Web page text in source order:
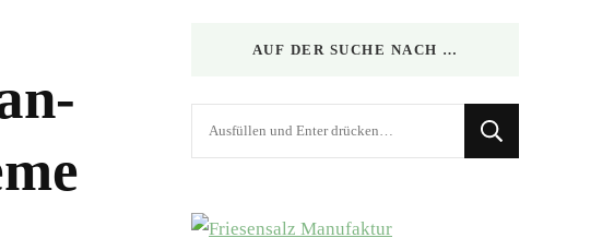
AUF DER SUCHE NACH …
etwas?